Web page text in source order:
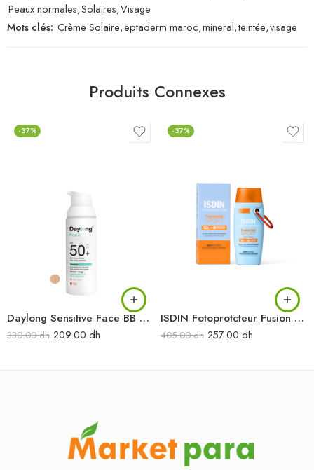
Peaux normales,Solaires,Visage
Mots clés: Crème Solaire,eptaderm maroc,mineral,teintée,visage
Produits Connexes
-37%
Daylong Sensitive Face BB Fluide Teinte SPF50
330.00dh 209.00 dh
-37%
ISDIN Fotoprotcteur Fusion Gel Sport SPF50+ 100 ML
405.00dh 257.00 dh